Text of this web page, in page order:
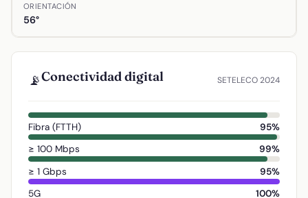
ORIENTACIÓN
56°
📡Conectividad digital SETELECO 2024
Fibra (FTTH)
95%
≥ 100 Mbps
99%
≥ 1 Gbps
95%
5G
100%